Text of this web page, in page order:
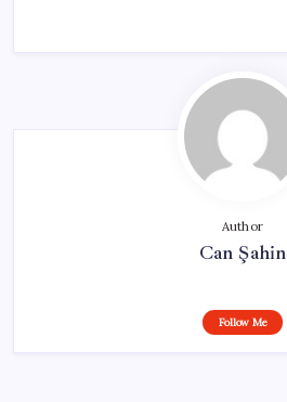
Author
Can Şahin
Follow Me